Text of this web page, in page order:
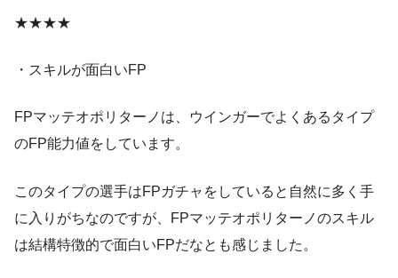
★★★★
・スキルが面白いFP
FPマッテオポリターノは、ウインガーでよくあるタイプ
のFP能力値をしています。
このタイプの選手はFPガチャをしていると自然に多く手
に入りがちなのですが、FPマッテオポリターノのスキル
は結構特徴的で面白いFPだなとも感じました。